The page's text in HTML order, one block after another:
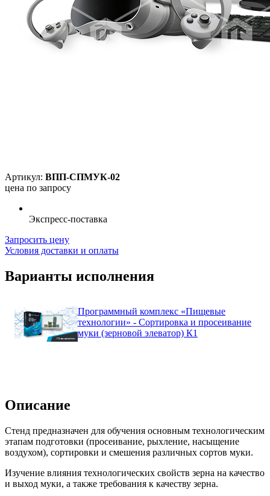
Артикул: ВПП-СПМУК-02
цена по запросу
Экспресс-поставка
Запросить цену
Условия доставки и оплаты
Варианты исполнения
Программный комплекс «Пищевые
технологии» - Сортировка и просеивание
муки (зерновой элеватор) К1
Описание
Стенд предназначен для обучения основным технологическим
этапам подготовки (просеивание, рыхление, насыщение
воздухом), сортировки и смешения различных сортов муки.
Изучение влияния технологических свойств зерна на качество
и выход муки, а также требования к качеству зерна.